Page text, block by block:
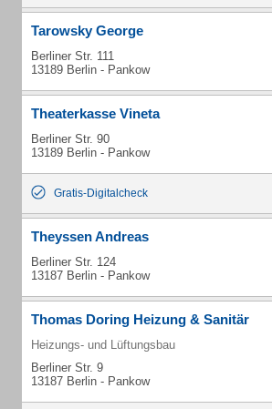
Tarowsky George
Berliner Str. 111
13189 Berlin - Pankow
Theaterkasse Vineta
Berliner Str. 90
13189 Berlin - Pankow
Gratis-Digitalcheck
Theyssen Andreas
Berliner Str. 124
13187 Berlin - Pankow
Thomas Doring Heizung & Sanitär
Heizungs- und Lüftungsbau
Berliner Str. 9
13187 Berlin - Pankow